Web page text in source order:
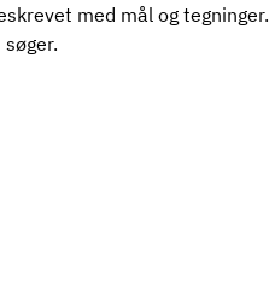
med mål og